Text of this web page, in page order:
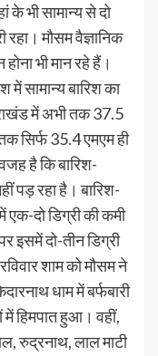
के भी सामान्य से दो
मौसम वैज्ञानिक
भी मान रहे हैं।
सामान्य बारिश का
में अभी तक 37.5
सिर्फ 35.4 एमएम ही
है कि बारिश-
पड़ रहा है। बारिश-
एक-दो डिग्री की कमी
इसमें दो-तीन डिग्री
शाम को मौसम ने
धाम में बर्फबारी
में हिमपात हुआ। वहीं,
रुद्रनाथ, लाल माटी